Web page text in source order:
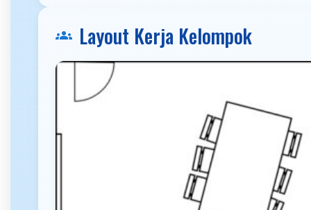
groups Layout Kerja Kelompok